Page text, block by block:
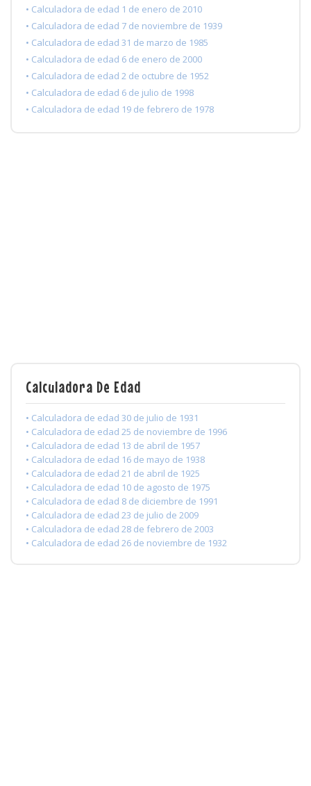
• Calculadora de edad 1 de enero de 2010
• Calculadora de edad 7 de noviembre de 1939
• Calculadora de edad 31 de marzo de 1985
• Calculadora de edad 6 de enero de 2000
• Calculadora de edad 2 de octubre de 1952
• Calculadora de edad 6 de julio de 1998
• Calculadora de edad 19 de febrero de 1978
Calculadora De Edad
• Calculadora de edad 30 de julio de 1931
• Calculadora de edad 25 de noviembre de 1996
• Calculadora de edad 13 de abril de 1957
• Calculadora de edad 16 de mayo de 1938
• Calculadora de edad 21 de abril de 1925
• Calculadora de edad 10 de agosto de 1975
• Calculadora de edad 8 de diciembre de 1991
• Calculadora de edad 23 de julio de 2009
• Calculadora de edad 28 de febrero de 2003
• Calculadora de edad 26 de noviembre de 1932